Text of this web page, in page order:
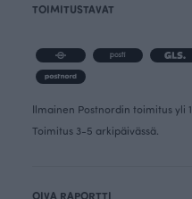
TOIMITUSTAVAT
Ilmainen Postnordin toimitus yli
Toimitus 3-5 arkipäivässä.
OIVA RAPORTTI